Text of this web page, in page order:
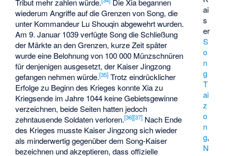
ai
s
er
S
o
n
g
T
ai
z
o
n
g,
N
Tribut mehr zahlen würde.
Die Xia begannen
wiederum Angriffe auf die Grenzen von Song, die
unter Kommandeur Lu Shouqinabgewehrt wurden.
Am 9. Januar 1039 verfügte Song die Schließung
der Märkte an den Grenzen, kurze Zeit später
wurde eine Belohnung von 100 000 Münzschnüren
für denjenigen ausgesetzt, der Kaiser Jingzong
gefangen nehmen würde.[35] Trotz eindrücklicher
Erfolge zu Beginn des Krieges konnte Xia zu
Kriegsende im Jahre 1044 keine Gebietsgewinne
verzeichnen, beide Seiten hatten jedoch
zehntausende Soldaten verloren.[36][37] Nach Ende
des Krieges musste Kaiser Jingzong sich wieder
als minderwertig gegenüber dem Song-Kaiser
bezeichnen und akzeptieren, dass offizielle